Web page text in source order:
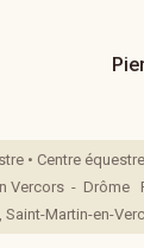
• Centre
Vercors - Drôme
Saint-Martin-en-